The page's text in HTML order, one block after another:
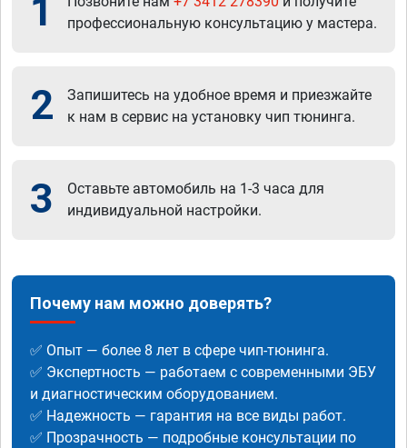
1
профессиональную консультацию у мастера.
2
Запишитесь на удобное время и приезжайте
к нам в сервис на установку чип тюнинга.
3
Оставьте автомобиль на 1-3 часа для
индивидуальной настройки.
Почему нам можно доверять?
✅ Опыт — более 8 лет в сфере чип-тюнинга.
✅ Экспертность — работаем с современными ЭБУ
и диагностическим оборудованием.
✅ Надежность — гарантия на все виды работ.
✅ Прозрачность — подробные консультации по